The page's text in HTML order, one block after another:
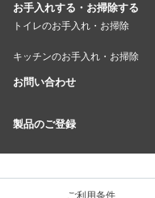
お手入れする・お掃除する
トイレのお手入れ・お掃除
キッチンのお手入れ・お掃除
お問い合わせ
製品のご登録
ご利用条件